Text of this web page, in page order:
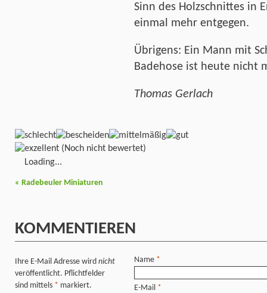
Sinn des Holzschnittes in
einmal mehr entgegen.
Übrigens: Ein Mann mit
Badehose ist heute nicht
Thomas Gerlach
(Noch nicht bewertet)
Loading...
« Radebeuler Miniaturen
KOMMENTIEREN
Ihre E-Mail Adresse wird nicht
veröffentlicht. Pflichtfelder
sind mittels * markiert.
Name *
E-Mail *